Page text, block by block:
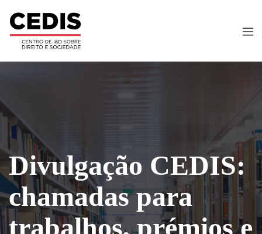
Divulgação CEDIS:
chamadas para
trabalhos, prémios e